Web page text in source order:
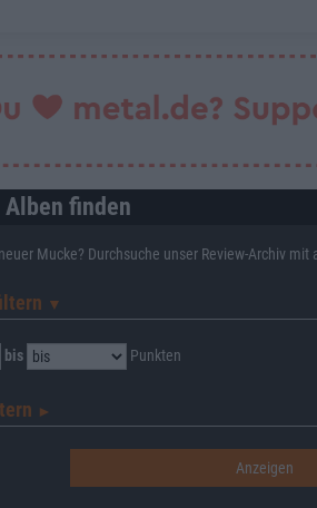
finden
Mucke? Durchsuche unser Review-Archiv mit
▼︎
bis Punkten
►︎